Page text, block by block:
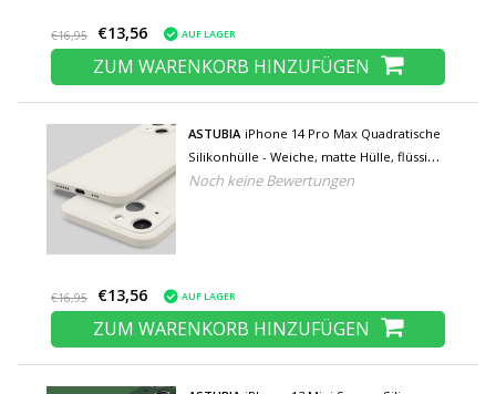
€16,95 €13,56 AUF LAGER
ZUM WARENKORB HINZUFÜGEN
ASTUBIA iPhone 14 Pro Max Quadratische
Silikonhülle - Weiche, matte Hülle, flüssige
Abdeckung, weiß
Noch keine Bewertungen
€16,95 €13,56 AUF LAGER
ZUM WARENKORB HINZUFÜGEN